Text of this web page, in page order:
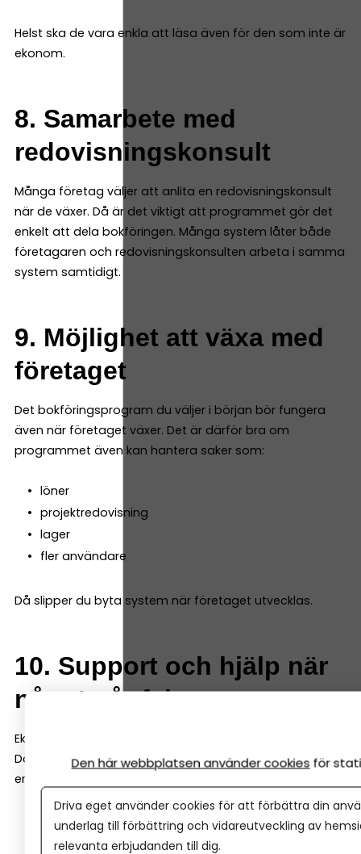
Helst ska de vara enkla att läsa även för den som inte är
ekonom.
8. Samarbete med
redovisningskonsult
Många företag väljer att anlita en redovisningskonsult
när de växer. Då är det viktigt att programmet gör det
enkelt att dela bokföringen. Många system låter både
företagaren och redovisningskonsulten arbeta i samma
system samtidigt.
9. Möjlighet att växa med
företaget
Det bokföringsprogram du väljer i början bör fungera
även när företaget växer. Det är därför bra om
programmet även kan hantera saker som:
löner
projektredovisning
lager
fler användare
Då slipper du byta system när företaget utvecklas.
10. Support och hjälp när
något går fel
Ekonomi är ett område där det är viktigt att det blir rätt.
Därför är det en stor fördel om bokföringsprogrammet
erbjuder bra support. Det kan till exempel vara:
chatt eller telefon
guider och utbildningar
Den här webbplatsen använder cookies för
Driva eget använder cookies för att förbättra din
underlag till förbättring och vidareutveckling av
relevanta erbjudanden till dig.